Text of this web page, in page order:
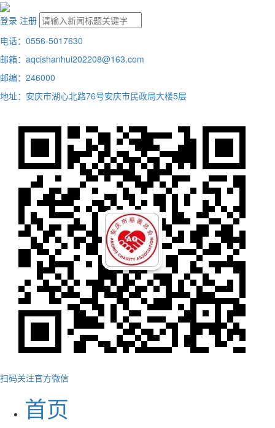
登录 注册
电话：0556-5017630
邮箱：aqcishanhui202208@163.com
邮编：246000
地址：安庆市湖心北路76号安庆市民政局大楼5层
扫码关注官方微信
首页